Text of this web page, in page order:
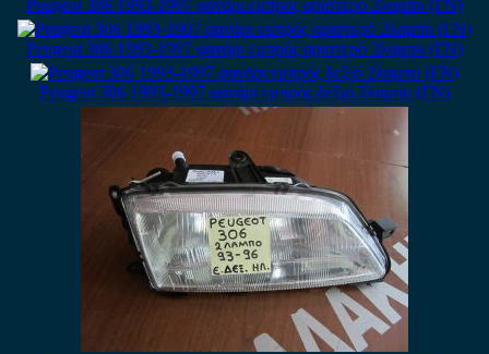
Peugeot 306 1993-1997 φανάρι εμπρός αριστερό 2λαμπο (ΓΝ)
Peugeot 306 1993-1997 φανάρι εμπρός αριστερό 2λαμπο (ΓΝ)
Peugeot 306 1993-1997 φανάρι εμπρός δεξιό 2λαμπο (ΓΝ)